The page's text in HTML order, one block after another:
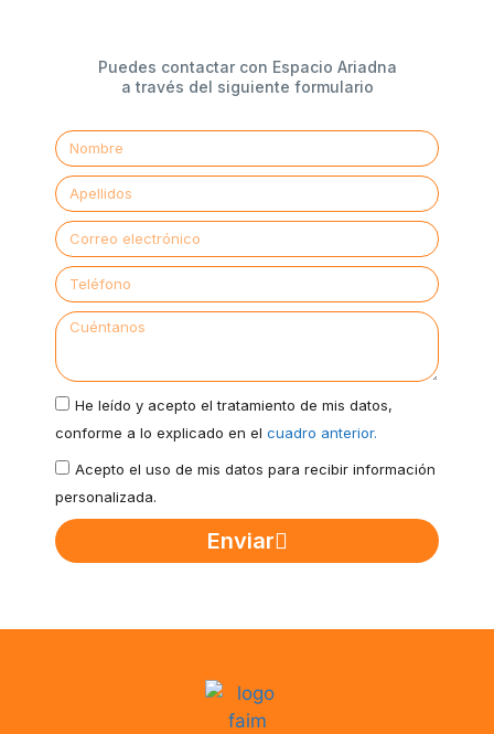
Puedes contactar con Espacio Ariadna
a través del siguiente formulario
He leído y acepto el tratamiento de mis datos,
conforme a lo explicado en el cuadro anterior.
Acepto el uso de mis datos para recibir información
personalizada.
Enviar